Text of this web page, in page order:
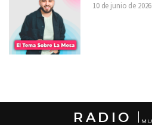
10 de junio de 2026
RADIO